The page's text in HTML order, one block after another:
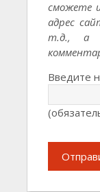
сможете
адрес
т.д., а
Введите